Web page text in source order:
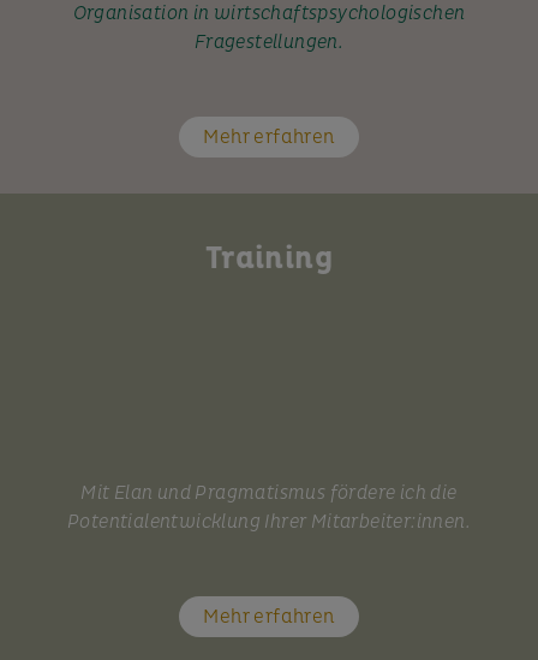
Organisation in wirtschaftspsychologischen
Fragestellungen.
Mehr erfahren
Training
Mit Elan und Pragmatismus fördere ich die
Potentialentwicklung Ihrer Mitarbeiter:innen.
Mehr erfahren